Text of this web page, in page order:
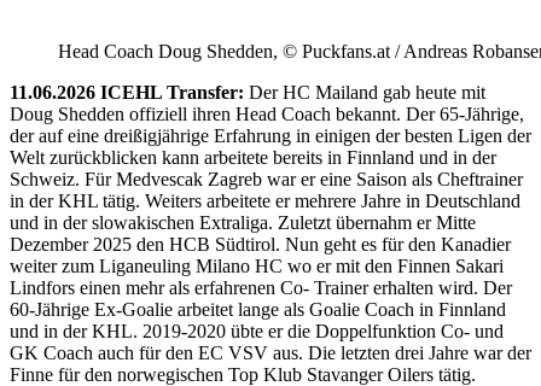
Head Coach Doug Shedden, © Puckfans.at / Andreas
11.06.2026 ICEHL Transfer: Der HC Mailand gab heute mit
Doug Shedden offiziell ihren Head Coach bekannt. Der 65-Jährige,
der auf eine dreißigjährige Erfahrung in einigen der besten Ligen der
Welt zurückblicken kann arbeitete bereits in Finnland und in der
Schweiz. Für Medvescak Zagreb war er eine Saison als Cheftrainer
in der KHL tätig. Weiters arbeitete er mehrere Jahre in Deutschland
und in der slowakischen Extraliga. Zuletzt übernahm er Mitte
Dezember 2025 den HCB Südtirol. Nun geht es für den Kanadier
weiter zum Liganeuling Milano HC wo er mit den Finnen Sakari
Lindfors einen mehr als erfahrenen Co- Trainer erhalten wird. Der
60-Jährige Ex-Goalie arbeitet lange als Goalie Coach in Finnland
und in der KHL. 2019-2020 übte er die Doppelfunktion Co- und
GK Coach auch für den EC VSV aus. Die letzten drei Jahre war der
Finne für den norwegischen Top Klub Stavanger Oilers tätig.